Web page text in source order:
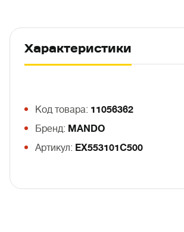
Характеристики
Код товара: 11056362
Бренд: MANDO
Артикул: EX553101C500